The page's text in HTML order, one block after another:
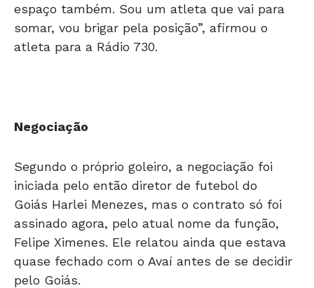
espaço também. Sou um atleta que vai para
somar, vou brigar pela posição”, afirmou o
atleta para a Rádio 730.
Negociação
Segundo o próprio goleiro, a negociação foi
iniciada pelo então diretor de futebol do
Goiás Harlei Menezes, mas o contrato só foi
assinado agora, pelo atual nome da função,
Felipe Ximenes. Ele relatou ainda que estava
quase fechado com o Avaí antes de se decidir
pelo Goiás.